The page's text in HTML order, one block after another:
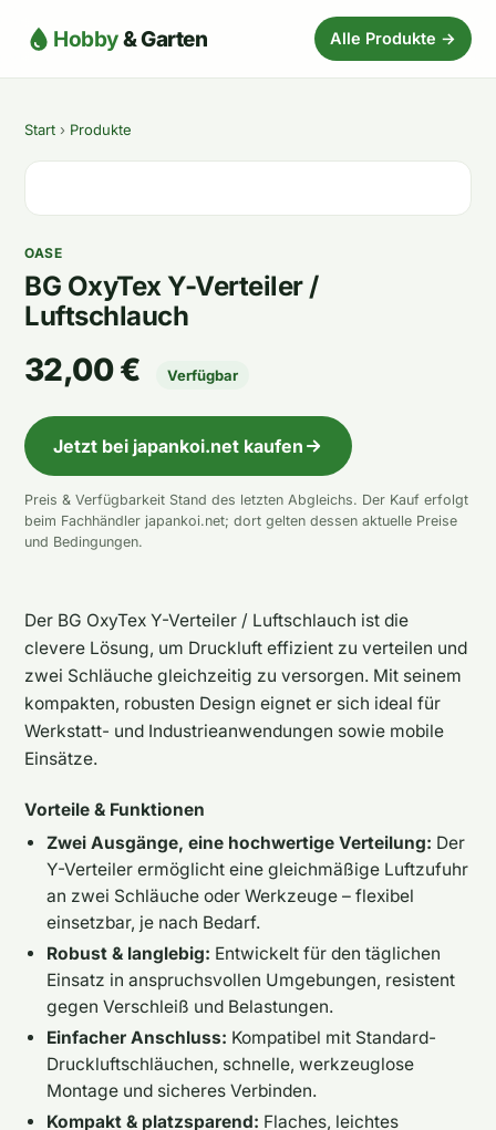
Hobby& Garten Alle Produkte →
Start › Produkte
OASE
BG OxyTex Y-Verteiler /
Luftschlauch
32,00 € Verfügbar
Jetzt bei japankoi.net kaufen
Preis & Verfügbarkeit Stand des letzten Abgleichs. Der Kauf erfolgt
beim Fachhändler japankoi.net; dort gelten dessen aktuelle Preise
und Bedingungen.
Der BG OxyTex Y-Verteiler / Luftschlauch ist die
clevere Lösung, um Druckluft effizient zu verteilen und
zwei Schläuche gleichzeitig zu versorgen. Mit seinem
kompakten, robusten Design eignet er sich ideal für
Werkstatt- und Industrieanwendungen sowie mobile
Einsätze.
Vorteile & Funktionen
Zwei Ausgänge, eine hochwertige Verteilung: Der
Y-Verteiler ermöglicht eine gleichmäßige Luftzufuhr
an zwei Schläuche oder Werkzeuge – flexibel
einsetzbar, je nach Bedarf.
Robust & langlebig: Entwickelt für den täglichen
Einsatz in anspruchsvollen Umgebungen, resistent
gegen Verschleiß und Belastungen.
Einfacher Anschluss: Kompatibel mit Standard-
Druckluftschläuchen, schnelle, werkzeuglose
Montage und sicheres Verbinden.
Kompakt & platzsparend: Flaches, leichtes